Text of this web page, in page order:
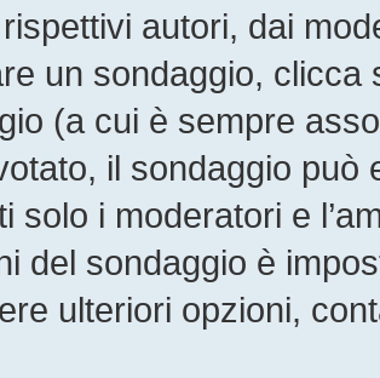
autori, dai
un sondaggio,
(a cui è sempre
il sondaggio può
solo i moderatori e
del sondaggio è
ulteriori opzioni,